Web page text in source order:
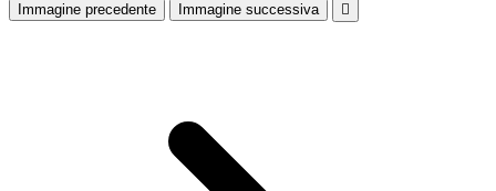
Immagine precedente Immagine successiva 